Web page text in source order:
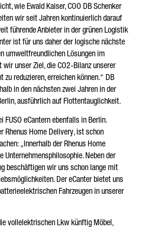
wie Ewald Kaiser, COO DB Schenker
wir seit Jahren kontinuierlich darauf
führende Anbieter in der grünen Logistik
ist für uns daher der logische nächste
umweltfreundlichen Lösungen im
unser Ziel, die CO2-Bilanz unserer
reduzieren, erreichen können.“ DB
in den nächsten zwei Jahren in der
ausführlich auf Flottentauglichkeit.
FUSO eCantern ebenfalls in Berlin.
Rhenus Home Delivery, ist schon
„Innerhalb der Rhenus Home
Neben der
beschäftigen wir uns schon lange mit
Der eCanter bietet uns
Fahrzeugen in unserer
vollelektrischen Lkw künftig Möbel,